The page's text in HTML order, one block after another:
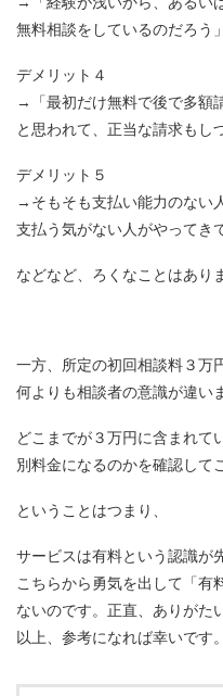
無料相談をしているのだろう
デメリット４
→「最初だけ無料で後で多額
と思われて、正当な請求もし
デメリット５
→そもそも支払い能力のない
支払う気がない人がやってき
などなど、ろくなことはあり
一方、所定の初回相談料３万
何よりも相談者の意識が違い
どこまでが３万円に含まれて
別料金になるのかを確認して
ということはつまり、
サービスは有料という認識が
こちらから勇気を出して「有
ないのです。正直、ありがた
以上、参考になれば幸いです。